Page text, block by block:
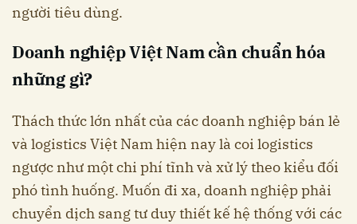
người tiêu dùng.
Doanh nghiệp Việt Nam cần chuẩn hóa
những gì?
Thách thức lớn nhất của các doanh nghiệp bán lẻ
và logistics Việt Nam hiện nay là coi logistics
ngược như một chi phí tĩnh và xử lý theo kiểu đối
phó tình huống. Muốn đi xa, doanh nghiệp phải
chuyển dịch sang tư duy thiết kế hệ thống với các